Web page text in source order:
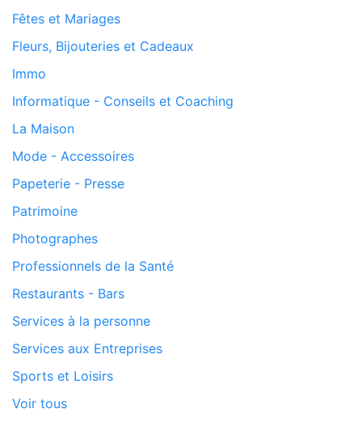
Fêtes et Mariages
Fleurs, Bijouteries et Cadeaux
Immo
Informatique - Conseils et Coaching
La Maison
Mode - Accessoires
Papeterie - Presse
Patrimoine
Photographes
Professionnels de la Santé
Restaurants - Bars
Services à la personne
Services aux Entreprises
Sports et Loisirs
Voir tous